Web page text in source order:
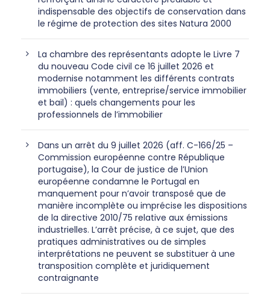
indispensable des objectifs de conservation dans
le régime de protection des sites Natura 2000
La chambre des représentants adopte le Livre 7
du nouveau Code civil ce 16 juillet 2026 et
modernise notamment les différents contrats
immobiliers (vente, entreprise/service immobilier
et bail) : quels changements pour les
professionnels de l’immobilier
Dans un arrêt du 9 juillet 2026 (aff. C-166/25 –
Commission européenne contre République
portugaise), la Cour de justice de l’Union
européenne condamne le Portugal en
manquement pour n’avoir transposé que de
manière incomplète ou imprécise les dispositions
de la directive 2010/75 relative aux émissions
industrielles. L’arrêt précise, à ce sujet, que des
pratiques administratives ou de simples
interprétations ne peuvent se substituer à une
transposition complète et juridiquement
contraignante